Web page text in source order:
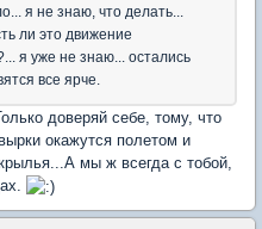
я не знаю, что делать...
ли это движение
я уже не знаю... остались
все ярче.
доверяй себе, тому, что
окажутся полетом и
мы ж всегда с тобой,